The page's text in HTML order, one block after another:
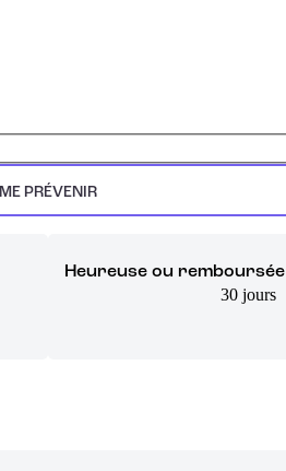
ME PRÉVENIR
Heureuse ou remboursée
30 jours